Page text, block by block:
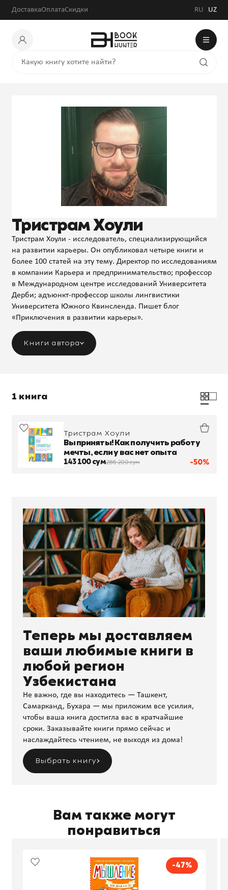
ДоставкаОплатаСкидки RU UZ
Тристрам Хоули
Тристрам Хоули - исследователь, специализирующийся
на развитии карьеры. Он опубликовал четыре книги и
более 100 статей на эту тему. Директор по исследованиям
в компании Карьера и предпринимательство; профессор
в Международном центре исследований Университета
Дерби; адъюнкт-профессор школы лингвистики
Университета Южного Квинсленда. Пишет блог
«Приключения в развитии карьеры».
Книги автора
1 книга
-50%
Тристрам Хоули
Вы приняты! Как получить работу
мечты, если у вас нет опыта
143 100 сум286 200 сум
Теперь мы доставляем
ваши любимые книги в
любой регион
Узбекистана
Не важно, где вы находитесь — Ташкент,
Самарканд, Бухара — мы приложим все усилия,
чтобы ваша книга достигла вас в кратчайшие
сроки. Заказывайте книги прямо сейчас и
наслаждайтесь чтением, не выходя из дома!
Выбрать книгу
Вам также могут
понравиться
-47%